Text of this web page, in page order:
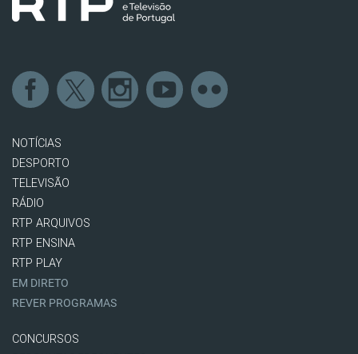
NOTÍCIAS
DESPORTO
TELEVISÃO
RÁDIO
RTP ARQUIVOS
RTP ENSINA
RTP PLAY
EM DIRETO
REVER PROGRAMAS
CONCURSOS